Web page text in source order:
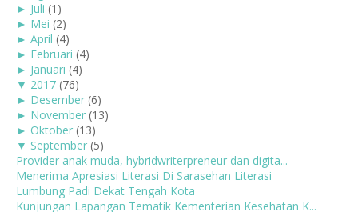
► Juli (1)
► Mei (2)
► April (4)
► Februari (4)
► Januari (4)
▼ 2017 (76)
► Desember (6)
► November (13)
► Oktober (13)
▼ September (5)
Provider anak muda, hybridwriterpreneur dan digita...
Menerima Apresiasi Literasi Di Sarasehan Literasi
Lumbung Padi Dekat Tengah Kota
Kunjungan Lapangan Tematik Kementerian Kesehatan K...